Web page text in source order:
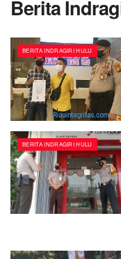
Berita
BERITA INDRAGIRI HULU
BERITA INDRAGIRI HULU